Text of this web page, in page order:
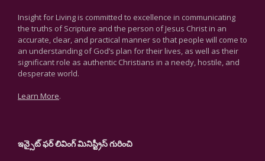
Insight for Living is committed to excellence in communicating
the truths of Scripture and the person of Jesus Christ in an
accurate, clear, and practical manner so that people will come to
an understanding of God’s plan for their lives, as well as their
significant role as authentic Christians in a needy, hostile, and
desperate world.
Learn More.
ఇన్సైట్ ఫర్ లివింగ్ మినిస్ట్రీస్ గురించి